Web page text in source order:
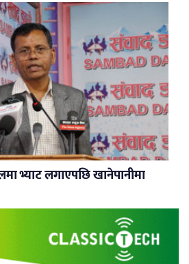
भ्याट लगाएपछि खानेपानीमा